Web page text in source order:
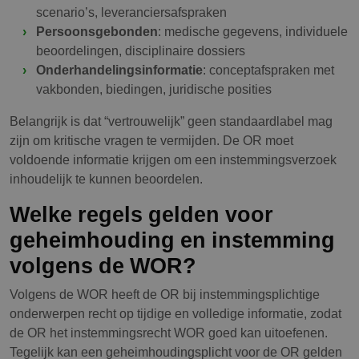
scenario’s, leveranciersafspraken
Persoonsgebonden: medische gegevens, individuele
beoordelingen, disciplinaire dossiers
Onderhandelingsinformatie: conceptafspraken met
vakbonden, biedingen, juridische posities
Belangrijk is dat “vertrouwelijk” geen standaardlabel mag
zijn om kritische vragen te vermijden. De OR moet
voldoende informatie krijgen om een instemmingsverzoek
inhoudelijk te kunnen beoordelen.
Welke regels gelden voor
geheimhouding en instemming
volgens de WOR?
Volgens de WOR heeft de OR bij instemmingsplichtige
onderwerpen recht op tijdige en volledige informatie, zodat
de OR het instemmingsrecht WOR goed kan uitoefenen.
Tegelijk kan een geheimhoudingsplicht voor de OR gelden